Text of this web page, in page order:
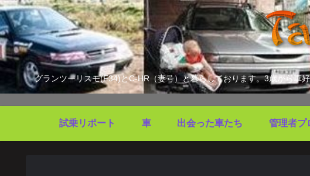
グランツーリスモ(F34)とC-HR（妻号）と暮らしております。3歳から
試乗リポート 車 出会った車たち 管理者プ